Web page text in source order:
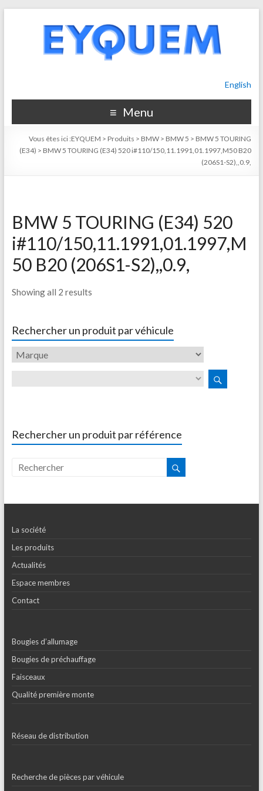
English
Menu
Vous êtes ici :EYQUEM > Produits > BMW > BMW 5 > BMW 5 TOURING
(E34) > BMW 5 TOURING (E34) 520 i#110/150,11.1991,01.1997,M50 B20
(206S1-S2),,0.9,
BMW 5 TOURING (E34) 520
i#110/150,11.1991,01.1997,M
50 B20 (206S1-S2),,0.9,
Showing all 2 results
Rechercher un produit par véhicule
Rechercher un produit par référence
La société
Les produits
Actualités
Espace membres
Contact
Bougies d’allumage
Bougies de préchauffage
Faisceaux
Qualité première monte
Réseau de distribution
Recherche de pièces par véhicule